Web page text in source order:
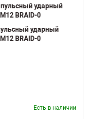
ударный
BRAID-0
Есть в наличии